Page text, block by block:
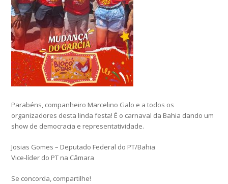
Parabéns, companheiro Marcelino Galo e a todos os
organizadores desta linda festa! É o carnaval da Bahia dando um
show de democracia e representatividade.
Josias Gomes – Deputado Federal do PT/Bahia
Vice-líder do PT na Câmara
Se concorda, compartilhe!